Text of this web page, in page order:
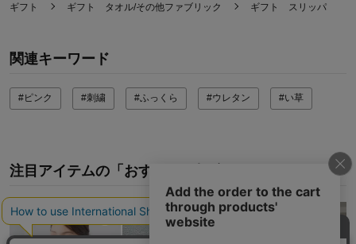
ギフト ギフト タオル/その他ファブリック ギフト スリッパ
関連キーワード
#ピンク #刺繍 #ふっくら #ウレタン #い草
注目アイテムの「おすすめ」投稿